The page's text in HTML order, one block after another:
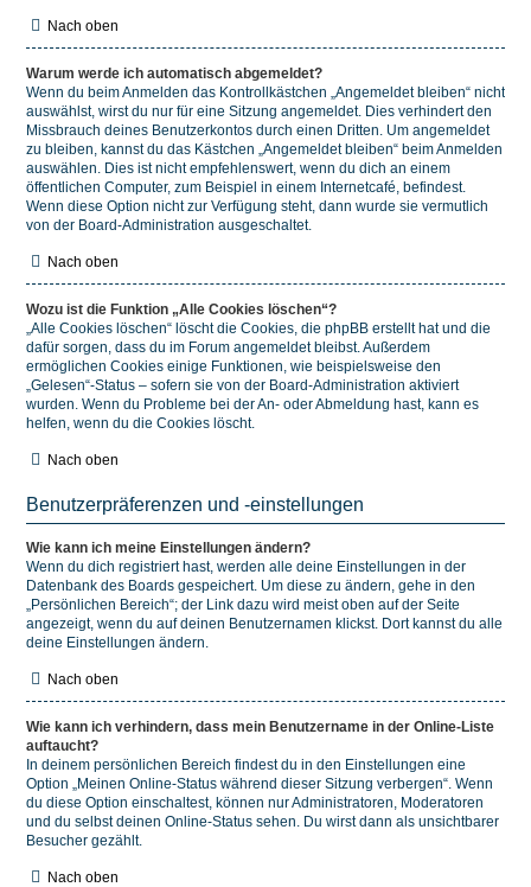
Nach oben
Warum werde ich automatisch abgemeldet?
Wenn du beim Anmelden das Kontrollkästchen „Angemeldet bleiben“ nicht
auswählst, wirst du nur für eine Sitzung angemeldet. Dies verhindert den
Missbrauch deines Benutzerkontos durch einen Dritten. Um angemeldet
zu bleiben, kannst du das Kästchen „Angemeldet bleiben“ beim Anmelden
auswählen. Dies ist nicht empfehlenswert, wenn du dich an einem
öffentlichen Computer, zum Beispiel in einem Internetcafé, befindest.
Wenn diese Option nicht zur Verfügung steht, dann wurde sie vermutlich
von der Board-Administration ausgeschaltet.
Nach oben
Wozu ist die Funktion „Alle Cookies löschen“?
„Alle Cookies löschen“ löscht die Cookies, die phpBB erstellt hat und die
dafür sorgen, dass du im Forum angemeldet bleibst. Außerdem
ermöglichen Cookies einige Funktionen, wie beispielsweise den
„Gelesen“-Status – sofern sie von der Board-Administration aktiviert
wurden. Wenn du Probleme bei der An- oder Abmeldung hast, kann es
helfen, wenn du die Cookies löscht.
Nach oben
Benutzerpräferenzen und -einstellungen
Wie kann ich meine Einstellungen ändern?
Wenn du dich registriert hast, werden alle deine Einstellungen in der
Datenbank des Boards gespeichert. Um diese zu ändern, gehe in den
„Persönlichen Bereich“; der Link dazu wird meist oben auf der Seite
angezeigt, wenn du auf deinen Benutzernamen klickst. Dort kannst du alle
deine Einstellungen ändern.
Nach oben
Wie kann ich verhindern, dass mein Benutzername in der Online-Liste
auftaucht?
In deinem persönlichen Bereich findest du in den Einstellungen eine
Option „Meinen Online-Status während dieser Sitzung verbergen“. Wenn
du diese Option einschaltest, können nur Administratoren, Moderatoren
und du selbst deinen Online-Status sehen. Du wirst dann als unsichtbarer
Besucher gezählt.
Nach oben